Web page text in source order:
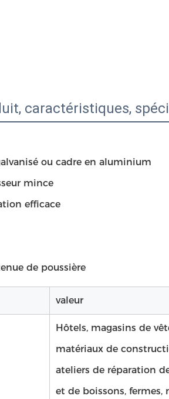
caractéristiques,
ou cadre en aluminium
mince
efficace
de poussière
valeur
Hôtels, magasins de
matériaux de
ateliers de réparation
et de boissons, fermes,